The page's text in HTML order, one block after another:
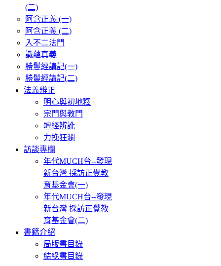
(二)
阿含正義 (一)
阿含正義 (二)
入不二法門
識蘊真義
勝鬘經講記(一)
勝鬘經講記(二)
法義辨正
明心與初地釋
宗門與教門
壇經辨訛
力挽狂瀾
訪談專欄
年代MUCH台--發現
新台灣 採訪正覺教
育基金會(一)
年代MUCH台--發現
新台灣 採訪正覺教
育基金會(二)
書籍介紹
局版書目錄
結緣書目錄